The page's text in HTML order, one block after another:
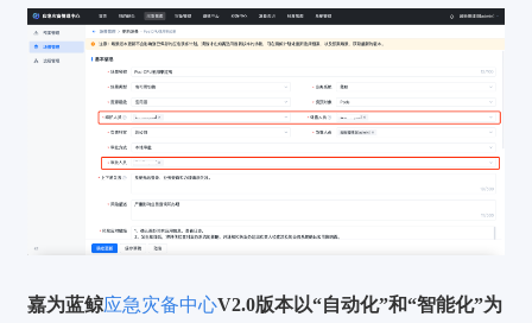
嘉为蓝鲸应急灾备中心V2.0版本以“自动化”和“智能化”为